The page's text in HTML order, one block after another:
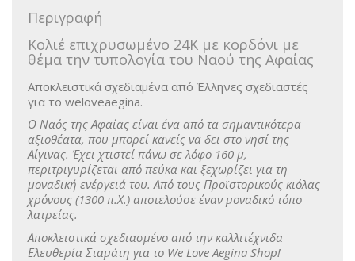
Περιγραφή
Κολιέ επιχρυσωμένο 24K με κορδόνι με
θέμα την τυπολογία του Ναού της Αφαίας
Αποκλειστικά σχεδιαμένα από Έλληνες σχεδιαστές
για το weloveaegina.
Ο Ναός της Αφαίας είναι ένα από τα σημαντικότερα
αξιοθέατα, που μπορεί κανείς να δει στο νησί της
Αίγινας. Έχει χτιστεί πάνω σε λόφο 160 μ,
περιτριγυρίζεται από πεύκα και ξεχωρίζει για τη
μοναδική ενέργειά του. Από τους Προϊστορικούς κιόλας
χρόνους (1300 π.Χ.) αποτελούσε έναν μοναδικό τόπο
λατρείας.
Αποκλειστικά σχεδιασμένο από την καλλιτέχνιδα
Ελευθερία Σταμάτη για το We Love Aegina Shop!